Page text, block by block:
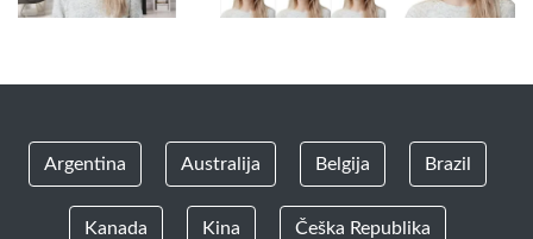
Argentina Australija Belgija Brazil
Kanada Kina Češka Republika